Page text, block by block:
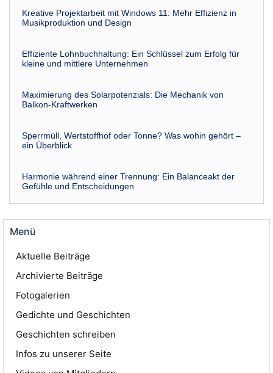
Kreative Projektarbeit mit Windows 11: Mehr Effizienz in
Musikproduktion und Design
Effiziente Lohnbuchhaltung: Ein Schlüssel zum Erfolg für
kleine und mittlere Unternehmen
Maximierung des Solarpotenzials: Die Mechanik von
Balkon-Kraftwerken
Sperrmüll, Wertstoffhof oder Tonne? Was wohin gehört –
ein Überblick
Harmonie während einer Trennung: Ein Balanceakt der
Gefühle und Entscheidungen
Menü
Aktuelle Beiträge
Archivierte Beiträge
Fotogalerien
Gedichte und Geschichten
Geschichten schreiben
Infos zu unserer Seite